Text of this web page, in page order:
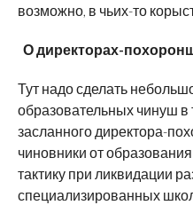
возможно, в чьих-то
О директорах-
Тут надо сделать
образовательных чинуш в
засланного директора-
чиновники от
тактику при ликвидации
специализированных